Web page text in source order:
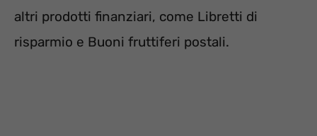
altri prodotti finanziari, come Libretti di
risparmio e Buoni fruttiferi postali.